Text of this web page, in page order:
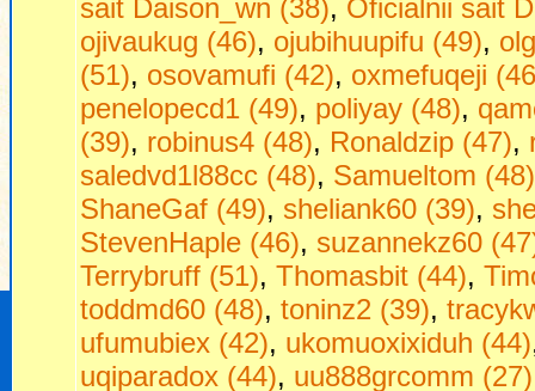
sait Daison_wn (38), Oficialnii sait
ojivaukug (46), ojubihuupifu (49),
(51), osovamufi (42), oxmefuqeji
penelopecd1 (49), poliyay (48),
(39), robinus4 (48), Ronaldzip (47),
saledvd1l88cc (48), Samueltom (48)
ShaneGaf (49), sheliank60 (39),
StevenHaple (46), suzannekz60
Terrybruff (51), Thomasbit (44),
toddmd60 (48), toninz2 (39),
ufumubiex (42), ukomuoxixiduh (44)
uqiparadox (44), uu888grcomm (27)